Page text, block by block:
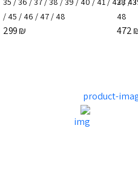
48
472
/ 45 / 46 / 47/ 48
299₪